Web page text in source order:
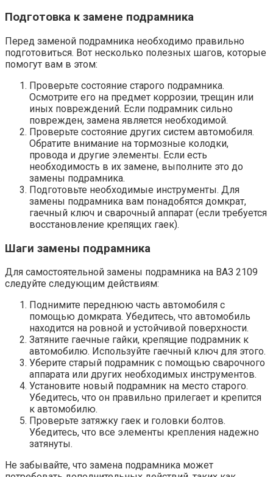
Подготовка к замене подрамника
Перед заменой подрамника необходимо правильно
подготовиться. Вот несколько полезных шагов, которые
помогут вам в этом:
Проверьте состояние старого подрамника.
Осмотрите его на предмет коррозии, трещин или
иных повреждений. Если подрамник сильно
поврежден, замена является необходимой.
Проверьте состояние других систем автомобиля.
Обратите внимание на тормозные колодки,
провода и другие элементы. Если есть
необходимость в их замене, выполните это до
замены подрамника.
Подготовьте необходимые инструменты. Для
замены подрамника вам понадобятся домкрат,
гаечный ключ и сварочный аппарат (если требуется
восстановление крепящих гаек).
Шаги замены подрамника
Для самостоятельной замены подрамника на ВАЗ 2109
следуйте следующим действиям:
Поднимите переднюю часть автомобиля с
помощью домкрата. Убедитесь, что автомобиль
находится на ровной и устойчивой поверхности.
Затяните гаечные гайки, крепящие подрамник к
автомобилю. Используйте гаечный ключ для этого.
Уберите старый подрамник с помощью сварочного
аппарата или других необходимых инструментов.
Установите новый подрамник на место старого.
Убедитесь, что он правильно прилегает и крепится
к автомобилю.
Проверьте затяжку гаек и головки болтов.
Убедитесь, что все элементы крепления надежно
затянуты.
Не забывайте, что замена подрамника может